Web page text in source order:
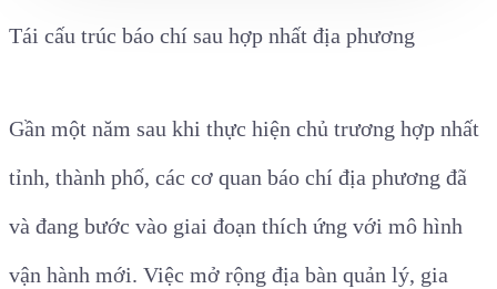
Tái cấu trúc báo chí sau hợp nhất địa phương
Gần một năm sau khi thực hiện chủ trương hợp nhất
tỉnh, thành phố, các cơ quan báo chí địa phương đã
và đang bước vào giai đoạn thích ứng với mô hình
vận hành mới. Việc mở rộng địa bàn quản lý, gia